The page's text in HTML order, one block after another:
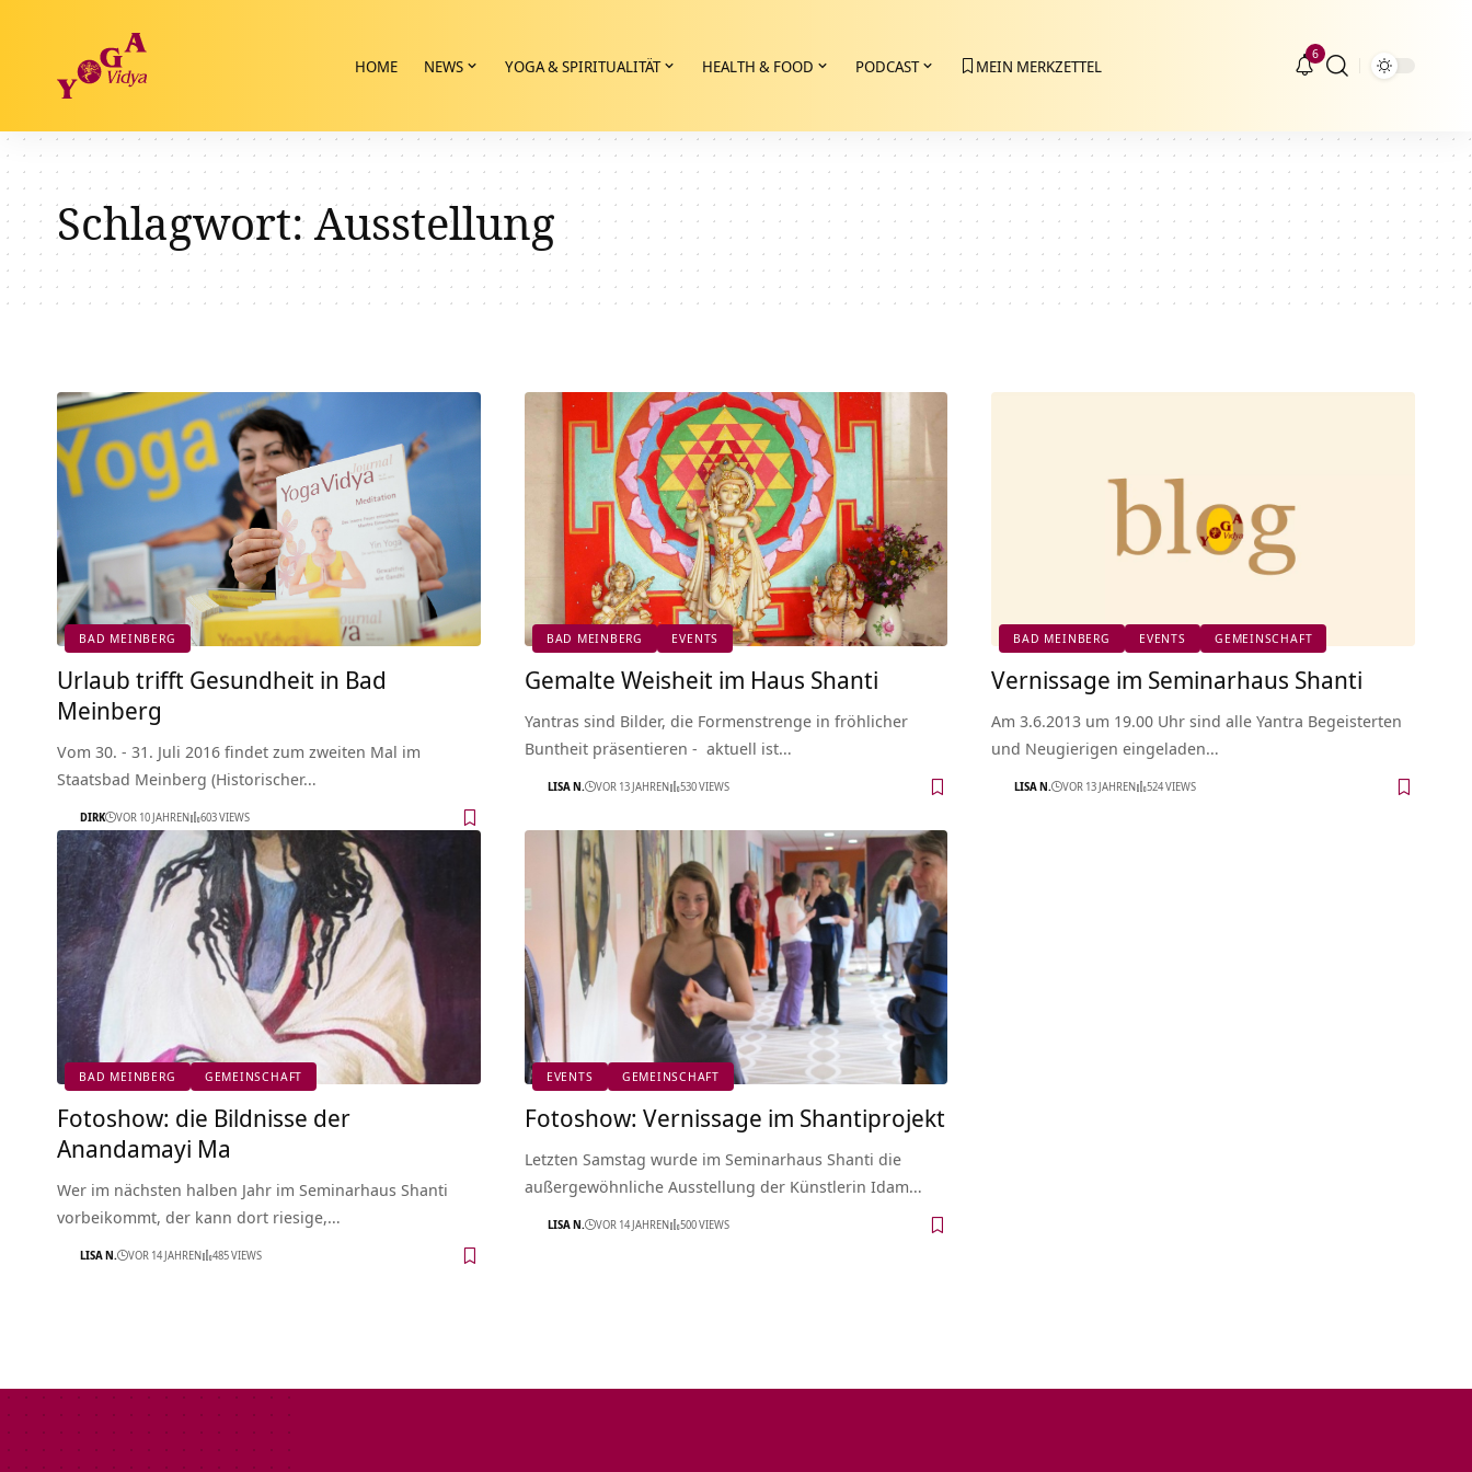
HOME NEWS YOGA & SPIRITUALITÄT HEALTH & FOOD PODCAST MEIN MERKZETTEL
6
Schlagwort:Ausstellung
BAD MEINBERG
Urlaub trifft Gesundheit in Bad
Meinberg
Vom 30. - 31. Juli 2016 findet zum zweiten Mal im
Staatsbad Meinberg (Historischer…
DIRK VOR 10 JAHREN 603 VIEWS
BAD MEINBERG EVENTS
Gemalte Weisheit im Haus Shanti
Yantras sind Bilder, die Formenstrenge in fröhlicher
Buntheit präsentieren - aktuell ist…
LISA N. VOR 13 JAHREN 530 VIEWS
BAD MEINBERG EVENTS GEMEINSCHAFT
Vernissage im Seminarhaus Shanti
Am 3.6.2013 um 19.00 Uhr sind alle Yantra Begeisterten
und Neugierigen eingeladen…
LISA N. VOR 13 JAHREN 524 VIEWS
BAD MEINBERG GEMEINSCHAFT
Fotoshow: die Bildnisse der
Anandamayi Ma
Wer im nächsten halben Jahr im Seminarhaus Shanti
vorbeikommt, der kann dort riesige,…
LISA N. VOR 14 JAHREN 485 VIEWS
EVENTS GEMEINSCHAFT
Fotoshow: Vernissage im Shantiprojekt
Letzten Samstag wurde im Seminarhaus Shanti die
außergewöhnliche Ausstellung der Künstlerin Idam…
LISA N. VOR 14 JAHREN 500 VIEWS